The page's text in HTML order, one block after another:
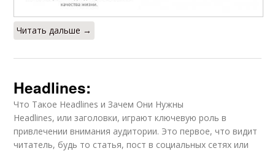
Читать дальше →
Headlines:
Что Такое Headlines и Зачем Они Нужны
Headlines, или заголовки, играют ключевую роль в
привлечении внимания аудитории. Это первое, что видит
читатель, будь то статья, пост в социальных сетях или